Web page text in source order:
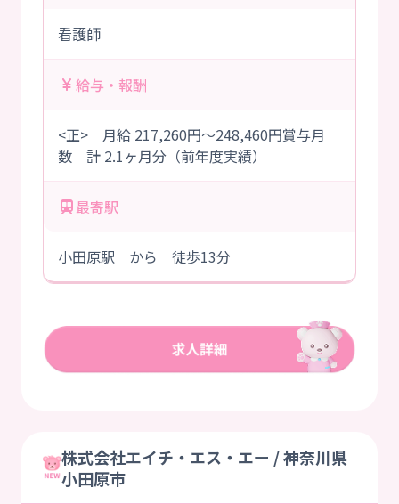
看護師
給与・報酬
<正> 月給 217,260円～248,460円賞与月
数 計 2.1ヶ月分（前年度実績）
最寄駅
小田原駅 から 徒歩13分
株式会社エイチ・エス・エー / 神奈川県
小田原市